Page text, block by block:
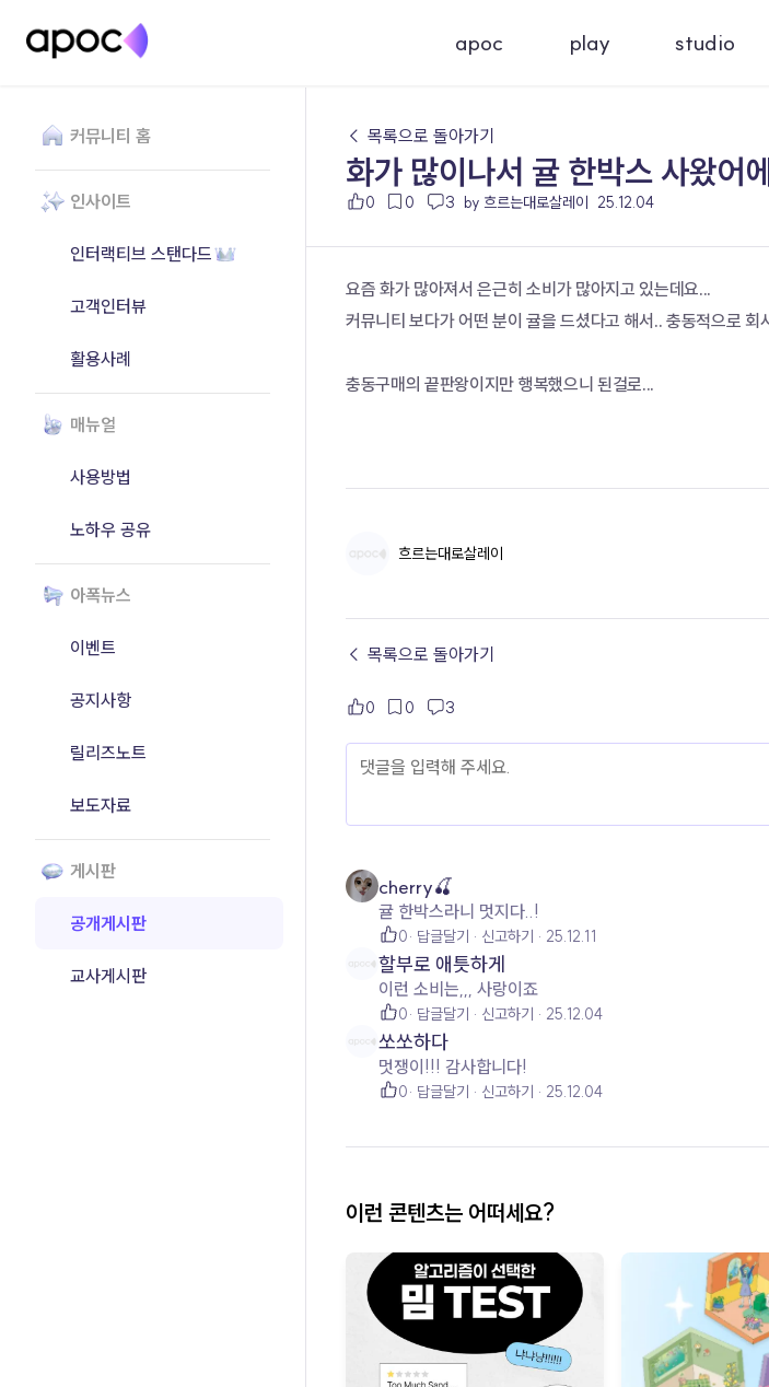
apoc play studio
커뮤니티 홈
인사이트
인터랙티브 스탠다드
고객인터뷰
활용사례
매뉴얼
사용방법
노하우 공유
아폭뉴스
이벤트
공지사항
릴리즈노트
보도자료
게시판
공개게시판
교사게시판
← 목록으로 돌아가기
화가 많이나서 귤 한박스 사왔어
0 0 3 by 흐르는대로살레이 25.12.04
요즘 화가 많아져서 은근히 소비가 많아지고 있는데요...
커뮤니티 보다가 어떤 분이 귤을 드셨다고 해서.. 충동적으로
충동구매의 끝판왕이지만 행복했으니 된걸로...
흐르는대로살레이
← 목록으로 돌아가기
0 0 3
cherry🍒
귤 한박스라니 멋지다..!
0 답글달기 신고하기 25.12.11
할부로 애틋하게
이런 소비는,,, 사랑이죠
0 답글달기 신고하기 25.12.04
쏘쏘하다
멋쟁이!!! 감사합니다!
0 답글달기 신고하기 25.12.04
이런 콘텐츠는 어떠세요?